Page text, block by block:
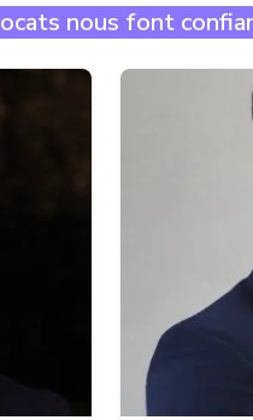
nous font